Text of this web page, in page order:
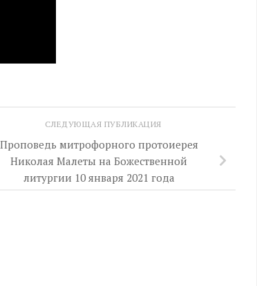
СЛЕДУЮЩАЯ ПУБЛИКАЦИЯ
Проповедь митрофорного протоиерея
Николая Малеты на Божественной
литургии 10 января 2021 года